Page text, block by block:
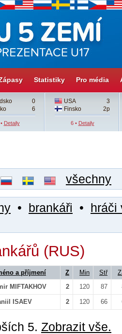
Statistiky Pro média
0
6
Detaily
USA
3
Finsko
2p
6 • Detaily
všechny
• brankáři • hráči
(RUS)
a příjmení Z Min Stř
MIFTAKHOV 2 120 87
ISAEV 2 120 66
5. Zobrazit vše.